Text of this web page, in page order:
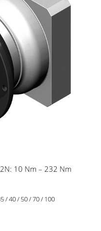
10 Nm – 232 Nm
/ 40 / 50 / 70 / 100